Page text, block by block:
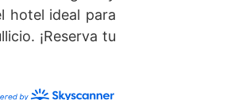
hotel ideal para
¡Reserva tu